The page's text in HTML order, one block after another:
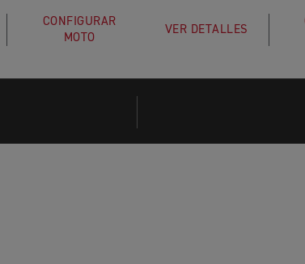
CONFIGURAR
MOTO
VER DETALLES